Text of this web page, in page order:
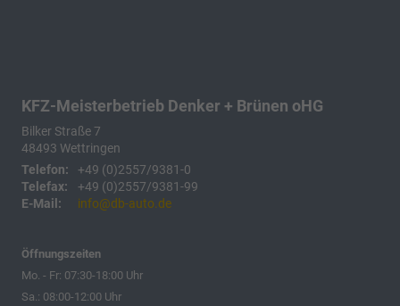
KFZ-Meisterbetrieb Denker + Brünen oHG
Bilker Straße 7
48493 Wettringen
Telefon:
+49 (0)2557/9381-0
Telefax:
+49 (0)2557/9381-99
E-Mail:
info@db-auto.de
Öffnungszeiten
Mo. - Fr: 07:30-18:00 Uhr
Sa.: 08:00-12:00 Uhr